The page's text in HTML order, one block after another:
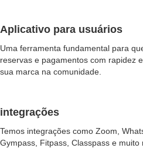
Aplicativo para usuários
Uma ferramenta fundamental para
reservas e pagamentos com rapidez
sua marca na comunidade.
integrações
Temos integrações como Zoom,
Gympass, Fitpass, Classpass e muito